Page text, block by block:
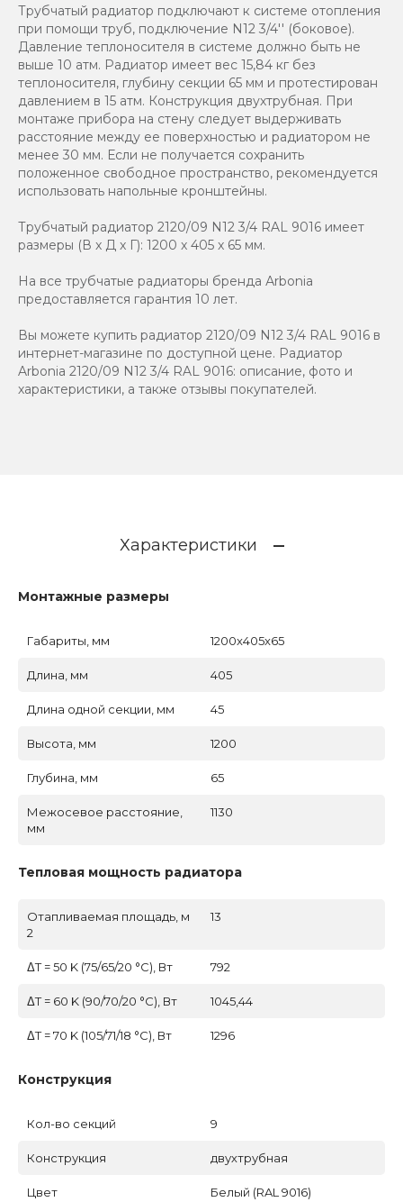
Трубчатый радиатор подключают к системе отопления
при помощи труб, подключение N12 3/4'' (боковое).
Давление теплоносителя в системе должно быть не
выше 10 атм. Радиатор имеет вес 15,84 кг без
теплоносителя, глубину секции 65 мм и протестирован
давлением в 15 атм. Конструкция двухтрубная. При
монтаже прибора на стену следует выдерживать
расстояние между ее поверхностью и радиатором не
менее 30 мм. Если не получается сохранить
положенное свободное пространство, рекомендуется
использовать напольные кронштейны.
Трубчатый радиатор 2120/09 N12 3/4 RAL 9016 имеет
размеры (В x Д x Г): 1200 x 405 x 65 мм.
На все трубчатые радиаторы бренда Аrbonia
предоставляется гарантия 10 лет.
Вы можете купить радиатор 2120/09 N12 3/4 RAL 9016 в
интернет-магазине по доступной цене. Радиатор
Arbonia 2120/09 N12 3/4 RAL 9016: описание, фото и
характеристики, а также отзывы покупателей.
Характеристики
Монтажные размеры
Габариты, мм 1200x405x65
Длина, мм 405
Длина одной секции, мм 45
Высота, мм 1200
Глубина, мм 65
Межосевое расстояние,
мм
1130
Тепловая мощность радиатора
Отапливаемая площадь, м
2
13
ΔT = 50 K (75/65/20 °C), Вт 792
ΔT = 60 K (90/70/20 °C), Вт 1045,44
ΔT = 70 K (105/71/18 °C), Вт 1296
Конструкция
Кол-во секций 9
Конструкция двухтрубная
Цвет Белый (RAL 9016)